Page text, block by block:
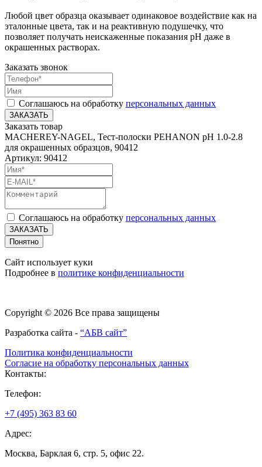
Любой цвет образца оказывает одинаковое воздействие как на
эталонные цвета, так и на реактивную подушечку, что
позволяет получать неискаженные показания pH даже в
окрашенных растворах.
Заказать звонок
Соглашаюсь на обработку персональных данных
ЗАКАЗАТЬ
Заказать товар
MACHEREY-NAGEL, Тест-полоски PEHANON pH 1.0-2.8
для окрашенных образцов, 90412
Артикул: 90412
Соглашаюсь на обработку персональных данных
ЗАКАЗАТЬ
Понятно
Сайт использует куки
Подробнее в политике конфиденциальности
Copyright © 2026 Все права защищены
Разработка сайта - “АБВ сайт”
Политика конфиденциальности
Согласие на обработку персональных данных
Контакты:
Телефон:
+7 (495) 363 83 60
Адрес:
Москва, Барклая 6, стр. 5, офис 22.